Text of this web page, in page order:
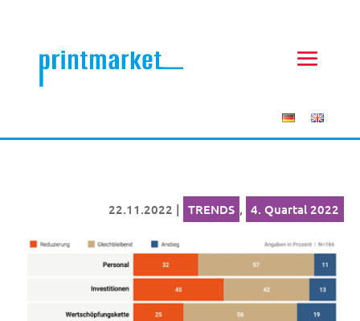
22.11.2022 | TRENDS , 4. Quartal 2022